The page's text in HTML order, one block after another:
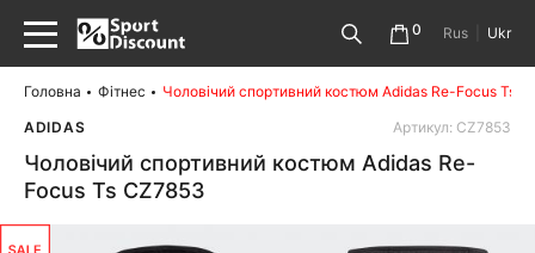
0 Rus Ukr
Головна Фітнес
Чоловічий спортивний костюм Adidas Re-Focus Ts
ADIDAS
Артикул: CZ7853
Чоловічий спортивний костюм Adidas Re-
Focus Ts CZ7853